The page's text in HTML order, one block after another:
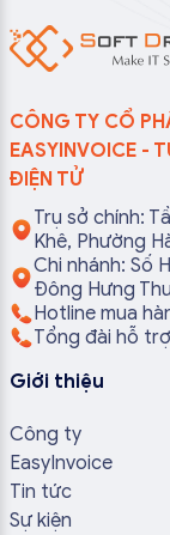
CÔNG TY CỔ
EASYINVOICE -
ĐIỆN TỬ
Trụ sở chính:
Khê, Phường
Chi nhánh: Số
Đông Hưng
Hotline mua
Tổng đài hỗ
Giới thiệu
Công ty
EasyInvoice
Tin tức
Sự kiện